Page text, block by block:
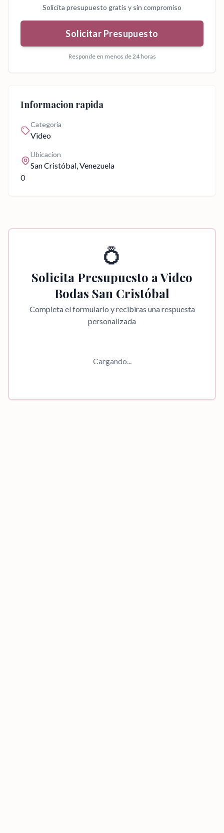
Solicita presupuesto gratis y sin compromiso
Solicitar Presupuesto
Responde en menos de 24 horas
Informacion rapida
Categoria
Video
Ubicacion
San Cristóbal, Venezuela
0
💍
Solicita Presupuesto aVideo
Bodas San Cristóbal
Completa el formulario y recibiras una respuesta
personalizada
Cargando...